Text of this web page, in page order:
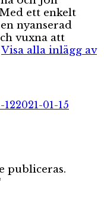
ett enkelt
nyanserad
vuxna att
Visa alla inlägg av
122021-01-15
publiceras.